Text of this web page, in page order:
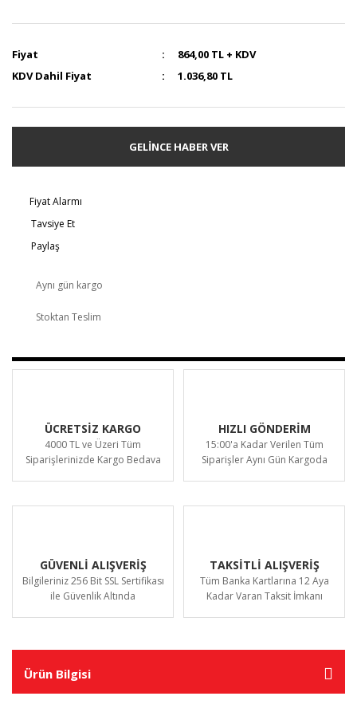
Fiyat
864,00 TL + KDV
KDV Dahil Fiyat
1.036,80 TL
GELİNCE HABER VER
Fiyat Alarmı
Tavsiye Et
Paylaş
Aynı gün kargo
Stoktan Teslim
ÜCRETSİZ KARGO
4000 TL ve Üzeri Tüm
Siparişlerinizde Kargo Bedava
HIZLI GÖNDERİM
15:00'a Kadar Verilen Tüm
Siparişler Aynı Gün Kargoda
GÜVENLİ ALIŞVERİŞ
Bilgileriniz 256 Bit SSL Sertifikası
ile Güvenlik Altında
TAKSİTLİ ALIŞVERİŞ
Tüm Banka Kartlarına 12 Aya
Kadar Varan Taksit İmkanı
Ürün Bilgisi